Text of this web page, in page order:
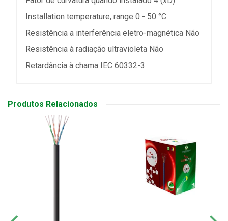
Installation temperature, range 0 - 50 °C
Resistência a interferência eletro-magnética Não
Resistência à radiação ultravioleta Não
Retardância à chama IEC 60332-3
Produtos Relacionados